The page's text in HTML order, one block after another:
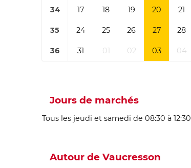
34 17 18 19 20 21
35 24 25 26 27 28
36 31 01 02 03 04
Jours de marchés
Tous les jeudi et samedi de 08:30 à 12:30
Autour de Vaucresson